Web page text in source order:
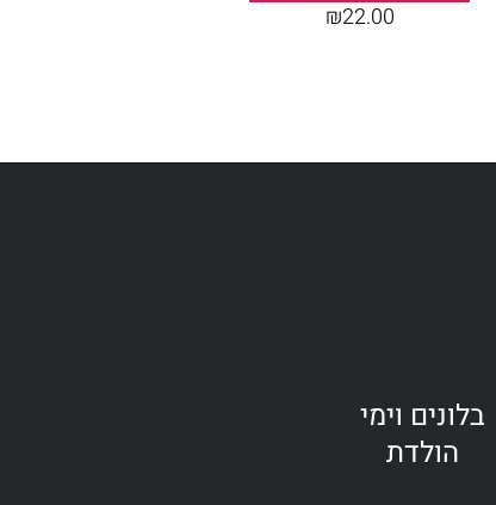
₪22.00
בלונים וימי
הולדת